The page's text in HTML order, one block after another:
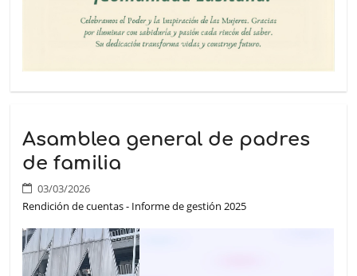
Asamblea general de padres
de familia
03/03/2026
Rendición de cuentas - Informe de gestión 2025